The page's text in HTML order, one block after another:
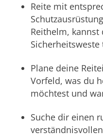
Reite mit
Reithelm, kannst
Sicherheitsweste
Plane deine
Vorfeld, was du
möchtest und
Suche dir einen